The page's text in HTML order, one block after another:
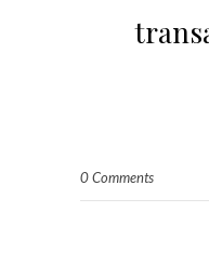
0 Comments